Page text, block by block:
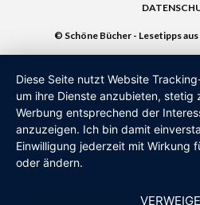
© Schöne Bücher - Lesetipps
Diese Seite nutzt Website
um ihre Dienste anzubieten, stetig
Werbung entsprechend der
anzuzeigen. Ich bin damit
Einwilligung jederzeit mit Wirkung
oder ändern.